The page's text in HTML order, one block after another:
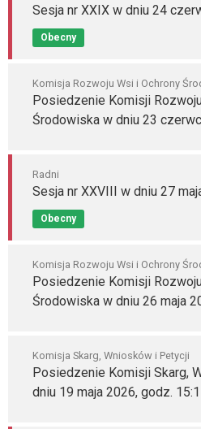
Sesja nr XXIX w dniu 24
Obecny
Komisja Rozwoju Wsi i Ochrony
Posiedzenie Komisji
Środowiska w dniu 23
Radni
Sesja nr XXVIII w dniu 27
Obecny
Komisja Rozwoju Wsi i Ochrony
Posiedzenie Komisji
Środowiska w dniu 26 maja
Komisja Skarg, Wniosków i Petycji
Posiedzenie Komisji Skarg,
dniu 19 maja 2026, godz.